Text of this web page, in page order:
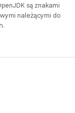
są znakami
należącymi do